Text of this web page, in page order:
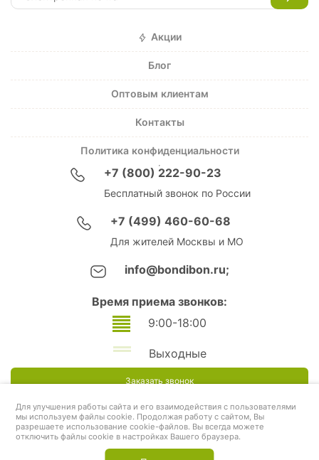
Акции
Блог
Оптовым клиентам
Контакты
Политика конфиденциальности
+7 (800) 222-90-23
Бесплатный звонок по России
+7 (499) 460-60-68
Для жителей Москвы и МО
info@bondibon.ru;
Время приема звонков:
9:00-18:00
Выходные
Заказать звонок
Для улучшения работы сайта и его взаимодействия с пользователями
мы используем файлы cookie. Продолжая работу с сайтом, Вы
разрешаете использование cookie-файлов. Вы всегда можете
отключить файлы cookie в настройках Вашего браузера.